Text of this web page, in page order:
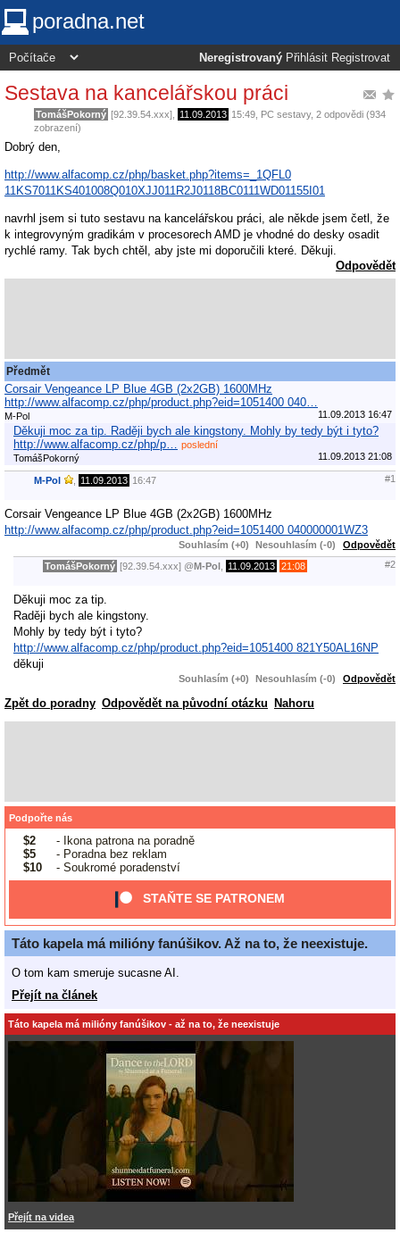
poradna.net
Neregistrovaný Přihlásit Registrovat
Sestava na kancelářskou práci
TomášPokorný [92.39.54.xxx], 11.09.2013 15:49 PC sestavy, 2 odpovědi (934
zobrazení)
Dobrý den,
http://www.alfacomp.cz/php/basket.php?items=_1QFL0
11KS7011KS401008Q010XJJ011R2J0118BC0111WD01155I01
navrhl jsem si tuto sestavu na kancelářskou práci, ale někde jsem četl, že
k integrovyným gradikám v procesorech AMD je vhodné do desky osadit
rychlé ramy. Tak bych chtěl, aby jste mi doporučili které. Děkuji.
Odpovědět
Předmět
Corsair Vengeance LP Blue 4GB (2x2GB) 1600MHz
http://www.alfacomp.cz/php/product.php?eid=1051400 040…
M-Pol 11.09.2013 16:47
Děkuji moc za tip. Raději bych ale kingstony. Mohly by tedy být i tyto?
http://www.alfacomp.cz/php/p…
poslední
TomášPokorný
11.09.2013 21:08
M-Pol 11.09.2013 16:47 #1
Corsair Vengeance LP Blue 4GB (2x2GB) 1600MHz
http://www.alfacomp.cz/php/product.php?eid=1051400 040000001WZ3
Souhlasím (+0) Nesouhlasím (-0) Odpovědět
TomášPokorný [92.39.54.xxx] @M-Pol 11.09.2013 21:08 #2
Děkuji moc za tip.
Raději bych ale kingstony.
Mohly by tedy být i tyto?
http://www.alfacomp.cz/php/product.php?eid=1051400 821Y50AL16NP
děkuji
Souhlasím (+0) Nesouhlasím (-0) Odpovědět
Zpět do poradny Odpovědět na původní otázku Nahoru
Podpořte nás
$2
- Ikona patrona na poradně
$5
- Poradna bez reklam
$10
- Soukromé poradenství
STAŇTE SE PATRONEM
Táto kapela má milióny fanúšikov. Až na to, že neexistuje.
O tom kam smeruje sucasne AI.
Přejít na článek
Táto kapela má milióny fanúšikov - až na to, že neexistuje
Přejít na videa